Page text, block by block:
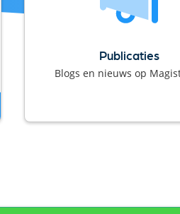
Publicaties
Blogs en nieuws op